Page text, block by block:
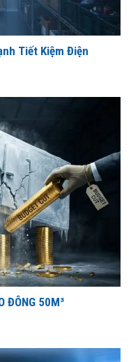
Tiết Kiệm Điện
ĐÔNG 50M³